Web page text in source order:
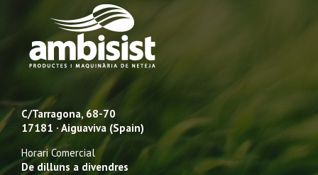
C/Tarragona, 68-70
17181 · Aiguaviva (Spain)
Horari Comercial
De dilluns a divendres